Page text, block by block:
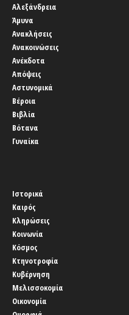
Αλεξάνδρεια
Άμυνα
Ανακλήσεις
Ανακοινώσεις
Ανέκδοτα
Απόψεις
Αστυνομικά
Βέροια
Βιβλία
Βότανα
Γυναίκα
Ιστορικά
Καιρός
Κληρώσεις
Κοινωνία
Κόσμος
Κτηνοτροφία
Κυβέρνηση
Μελισσοκομία
Οικονομία